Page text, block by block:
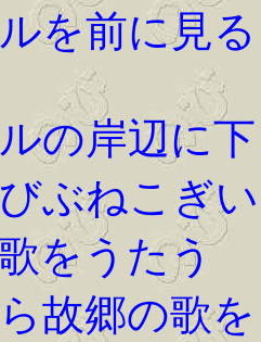
前に見る
の岸辺に
ねこぎ
うたう
郷の歌を